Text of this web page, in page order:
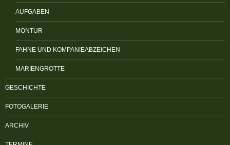
AUFGABEN
MONTUR
FAHNE UND KOMPANIEABZEICHEN
MARIENGROTTE
GESCHICHTE
FOTOGALERIE
ARCHIV